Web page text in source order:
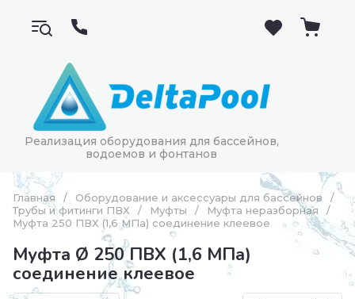
Реализация оборудования для бассейнов,
водоемов и фонтанов
Главная / Оборудование и аксессуары для бассейнов
/
Трубы и фитинги ПВХ
/ Муфты / Муфта неразборная
/
Муфта 250 ПВХ (1,6 МПа) соединение клеевое
Муфта Ø 250 ПВХ (1,6 МПа)
соединение клеевое